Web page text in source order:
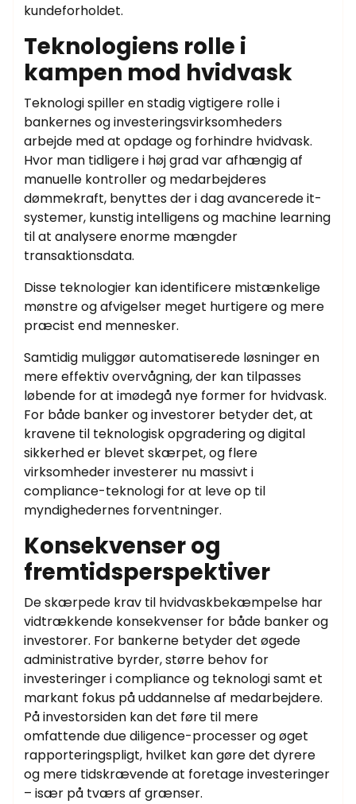
kundeforholdet.
Teknologiens rolle i
kampen mod hvidvask
Teknologi spiller en stadig vigtigere rolle i
bankernes og investeringsvirksomheders
arbejde med at opdage og forhindre hvidvask.
Hvor man tidligere i høj grad var afhængig af
manuelle kontroller og medarbejderes
dømmekraft, benyttes der i dag avancerede it-
systemer, kunstig intelligens og machine learning
til at analysere enorme mængder
transaktionsdata.
Disse teknologier kan identificere mistænkelige
mønstre og afvigelser meget hurtigere og mere
præcist end mennesker.
Samtidig muliggør automatiserede løsninger en
mere effektiv overvågning, der kan tilpasses
løbende for at imødegå nye former for hvidvask.
For både banker og investorer betyder det, at
kravene til teknologisk opgradering og digital
sikkerhed er blevet skærpet, og flere
virksomheder investerer nu massivt i
compliance-teknologi for at leve op til
myndighedernes forventninger.
Konsekvenser og
fremtidsperspektiver
De skærpede krav til hvidvaskbekæmpelse har
vidtrækkende konsekvenser for både banker og
investorer. For bankerne betyder det øgede
administrative byrder, større behov for
investeringer i compliance og teknologi samt et
markant fokus på uddannelse af medarbejdere.
På investorsiden kan det føre til mere
omfattende due diligence-processer og øget
rapporteringspligt, hvilket kan gøre det dyrere
og mere tidskrævende at foretage investeringer
– især på tværs af grænser.